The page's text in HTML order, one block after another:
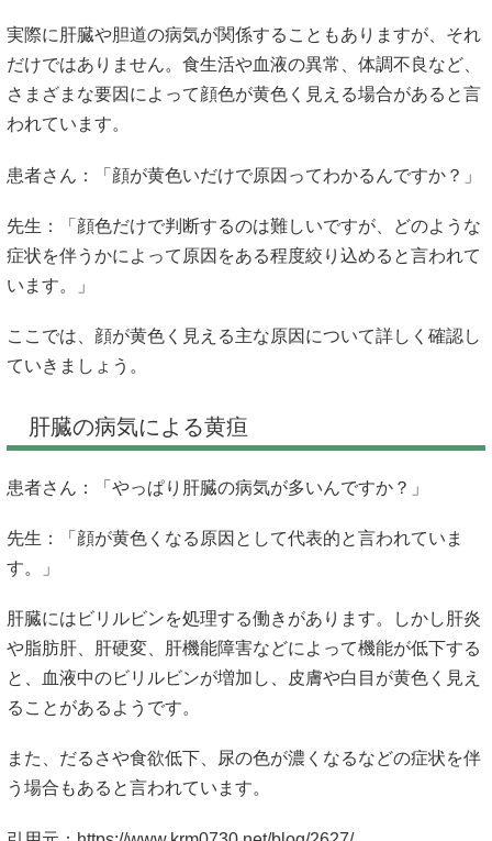
実際に肝臓や胆道の病気が関係することもありますが、それ
だけではありません。食生活や血液の異常、体調不良など、
さまざまな要因によって顔色が黄色く見える場合があると言
われています。
患者さん：「顔が黄色いだけで原因ってわかるんですか？」
先生：「顔色だけで判断するのは難しいですが、どのような
症状を伴うかによって原因をある程度絞り込めると言われて
います。」
ここでは、顔が黄色く見える主な原因について詳しく確認し
ていきましょう。
肝臓の病気による黄疸
患者さん：「やっぱり肝臓の病気が多いんですか？」
先生：「顔が黄色くなる原因として代表的と言われていま
す。」
肝臓にはビリルビンを処理する働きがあります。しかし肝炎
や脂肪肝、肝硬変、肝機能障害などによって機能が低下する
と、血液中のビリルビンが増加し、皮膚や白目が黄色く見え
ることがあるようです。
また、だるさや食欲低下、尿の色が濃くなるなどの症状を伴
う場合もあると言われています。